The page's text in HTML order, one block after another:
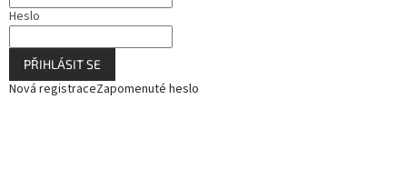
Heslo
PŘIHLÁSIT SE
Nová registraceZapomenuté heslo